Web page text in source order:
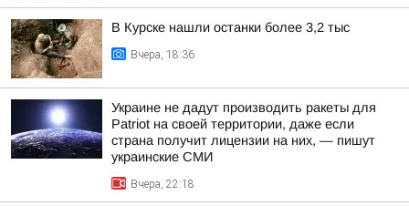
В Курске нашли останки более 3,2 тыс
Вчера, 18:36
Украине не дадут производить ракеты для
Patriot на своей территории, даже если
страна получит лицензии на них, — пишут
украинские СМИ
Вчера, 22:18